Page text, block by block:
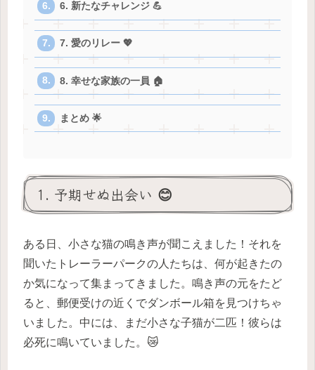
6. 新たなチャレンジ 💪
7. 愛のリレー 💖
8. 幸せな家族の一員 🏠
まとめ 🌟
1. 予期せぬ出会い 😊
ある日、小さな猫の鳴き声が聞こえました！それを
聞いたトレーラーパークの人たちは、何が起きたの
か気になって集まってきました。鳴き声の元をたど
ると、郵便受けの近くでダンボール箱を見つけちゃ
いました。中には、まだ小さな子猫が二匹！彼らは
必死に鳴いていました。😿